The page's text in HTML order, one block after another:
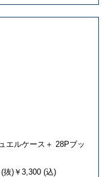
エルケース＋ 28Pブッ
)￥3,300 (込)